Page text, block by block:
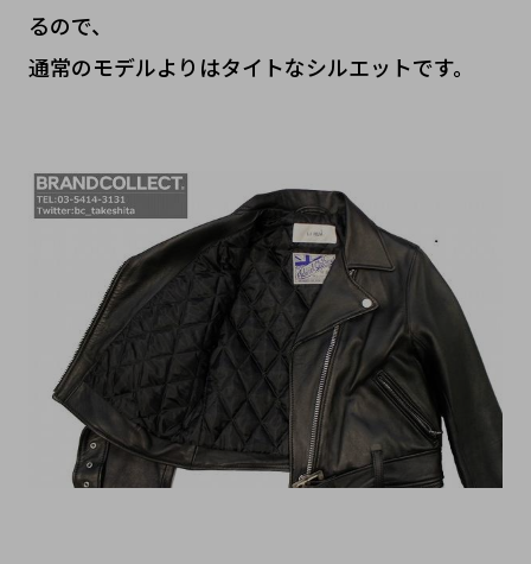
るので、
通常のモデルよりはタイトなシルエットです。